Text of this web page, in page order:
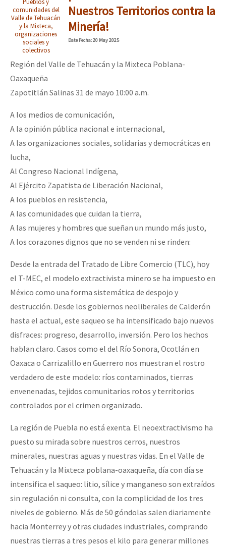
Mundo
EZLN
La Sexta
AutonomÍa y Resistencia
Megaproyectos
Mujeres
Niñxs
ETIQUETAS
MULTIMEDIA
Audio
Fotorreportaje
Otras secciones
Semillero Guerra contra la Humanidad. (Las poblaciones y
la naturaleza bajo asedio)
Libros para descargar
Medios Libres
COVID-19
Eventos
Contacto
Dia 1: Encontro “Guerra contra a Humanidade”
[CDMX – 20 julio] Jornadas globales por la libertad de Jesús
“Sonhando a Terra do Bem Virá” se publica no Estado Espanhol
Se o México sabe, que o mundo saiba! Nossas lutas pela
[25 abr – CDMX] Tokín por el CNI: 30 años de Resistencia y
comunidades del
Valle de Tehuacán
y la Mixteca,
organizaciones
sociales y
colectivos
Nuestros Territorios contra la
Minería!
DateFecha: 20 May 2025
Región del Valle de Tehuacán y la Mixteca Poblana-
Oaxaqueña
Zapotitlán Salinas 31 de mayo 10:00 a.m.
A los medios de comunicación,
A la opinión pública nacional e internacional,
A las organizaciones sociales, solidarias y democráticas en
lucha,
Al Congreso Nacional Indígena,
Al Ejército Zapatista de Liberación Nacional,
A los pueblos en resistencia,
A las comunidades que cuidan la tierra,
A las mujeres y hombres que sueñan un mundo más justo,
A los corazones dignos que no se venden ni se rinden:
Desde la entrada del Tratado de Libre Comercio (TLC), hoy
el T-MEC, el modelo extractivista minero se ha impuesto en
México como una forma sistemática de despojo y
destrucción. Desde los gobiernos neoliberales de Calderón
hasta el actual, este saqueo se ha intensificado bajo nuevos
disfraces: progreso, desarrollo, inversión. Pero los hechos
hablan claro. Casos como el del Río Sonora, Ocotlán en
Oaxaca o Carrizalillo en Guerrero nos muestran el rostro
verdadero de este modelo: ríos contaminados, tierras
envenenadas, tejidos comunitarios rotos y territorios
controlados por el crimen organizado.
La región de Puebla no está exenta. El neoextractivismo ha
puesto su mirada sobre nuestros cerros, nuestros
minerales, nuestras aguas y nuestras vidas. En el Valle de
Tehuacán y la Mixteca poblana-oaxaqueña, día con día se
intensifica el saqueo: litio, sílice y manganeso son extraídos
sin regulación ni consulta, con la complicidad de los tres
niveles de gobierno. Más de 50 góndolas salen diariamente
hacia Monterrey y otras ciudades industriales, comprando
nuestras tierras a tres pesos el kilo para generar millones